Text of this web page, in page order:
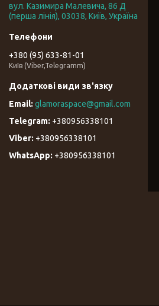
вул. Казимира Малевича, 86 Д
(перша лінія), 03038, Київ, Україна
+380 (95) 633-81-01
Київ (Viber,Telegramm)
glamoraspace@gmail.com
+380956338101
+380956338101
+380956338101